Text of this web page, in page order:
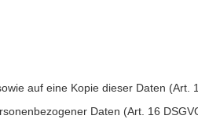
auf eine Kopie dieser Daten (Art.
Daten (Art. 16